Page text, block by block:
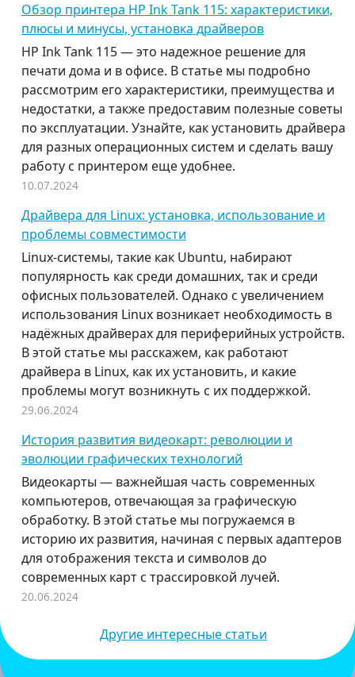
Обзор принтера HP Ink Tank 115: характеристики,
плюсы и минусы, установка драйверов
HP Ink Tank 115 — это надежное решение для
печати дома и в офисе. В статье мы подробно
рассмотрим его характеристики, преимущества и
недостатки, а также предоставим полезные советы
по эксплуатации. Узнайте, как установить драйвера
для разных операционных систем и сделать вашу
работу с принтером еще удобнее.
10.07.2024
Драйвера для Linux: установка, использование и
проблемы совместимости
Linux-системы, такие как Ubuntu, набирают
популярность как среди домашних, так и среди
офисных пользователей. Однако с увеличением
использования Linux возникает необходимость в
надёжных драйверах для периферийных устройств.
В этой статье мы расскажем, как работают
драйвера в Linux, как их установить, и какие
проблемы могут возникнуть с их поддержкой.
29.06.2024
История развития видеокарт: революции и
эволюции графических технологий
Видеокарты — важнейшая часть современных
компьютеров, отвечающая за графическую
обработку. В этой статье мы погружаемся в
историю их развития, начиная с первых адаптеров
для отображения текста и символов до
современных карт с трассировкой лучей.
20.06.2024
Другие интересные статьи